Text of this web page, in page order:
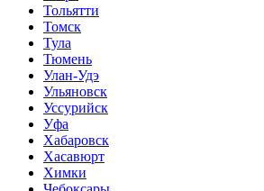
Тольятти
Томск
Тула
Тюмень
Улан-Удэ
Ульяновск
Уссурийск
Уфа
Хабаровск
Хасавюрт
Химки